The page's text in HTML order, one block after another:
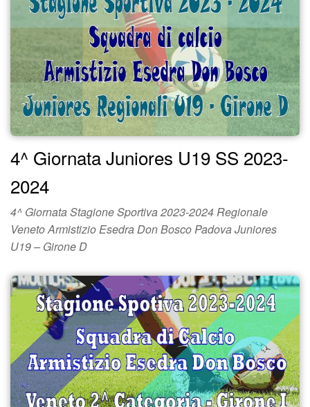
4^ Giornata Juniores U19 SS 2023-
2024
4^ Giornata Stagione Sportiva 2023-2024 Regionale
Veneto Armistizio Esedra Don Bosco Padova Juniores
U19 – Girone D